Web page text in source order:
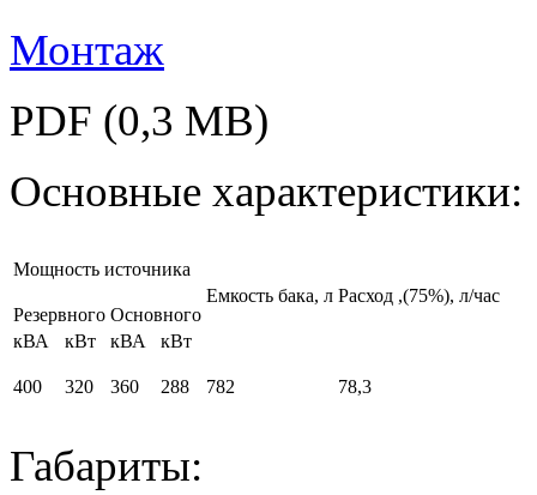
Монтаж
PDF (0,3 MB)
Основные характеристики:
Мощность источника
Емкость бака, л Расход ,(75%), л/час
Резервного Основного
кВА
кВт кВА кВт
400 320 360 288 782 78,3
Габариты: